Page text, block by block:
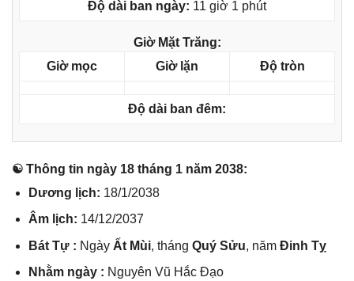
Độ dài ban ngày: 11 giờ 1 phút
Giờ Mặt Trăng:
Giờ mọc
Giờ lặn Độ tròn
Độ dài ban đêm:
☯ Thônɡ tin ngày 18 thánɡ 1 năm 2038:
Dươnɡ lịch: 18/1/2038
Âm lịch: 14/12/2037
Bát Tự : Ngày Ất Mùi, thánɡ Quý Sửu, năm Đinh Tỵ
Nhằm ngày : Nguyên Vũ Hắc Đạo